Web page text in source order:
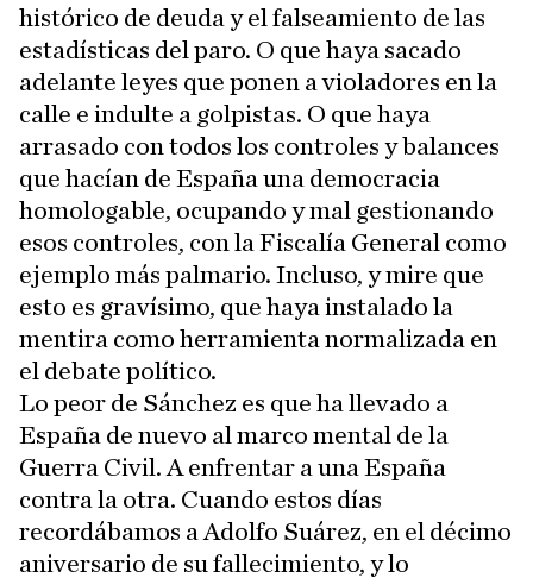
histórico de deuda y el falseamiento de las
estadísticas del paro. O que haya sacado
adelante leyes que ponen a violadores en la
calle e indulte a golpistas. O que haya
arrasado con todos los controles y balances
que hacían de España una democracia
homologable, ocupando y mal gestionando
esos controles, con la Fiscalía General como
ejemplo más palmario. Incluso, y mire que
esto es gravísimo, que haya instalado la
mentira como herramienta normalizada en
el debate político.
Lo peor de Sánchez es que ha llevado a
España de nuevo al marco mental de la
Guerra Civil. A enfrentar a una España
contra la otra. Cuando estos días
recordábamos a Adolfo Suárez, en el décimo
aniversario de su fallecimiento, y lo